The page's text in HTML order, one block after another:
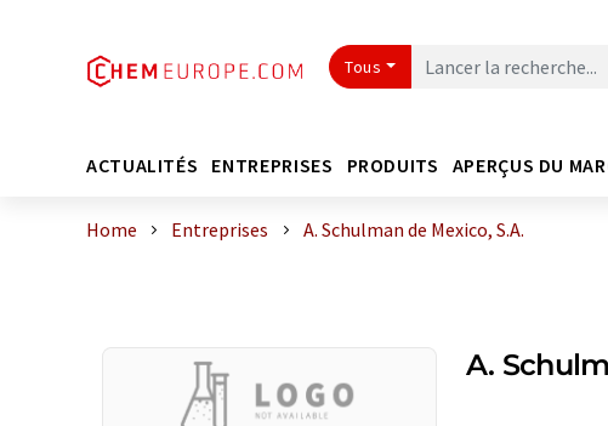
Tous
ACTUALITÉS ENTREPRISES PRODUITS APERÇUS DU
Home Entreprises A. Schulman de Mexico, S.A.
A.